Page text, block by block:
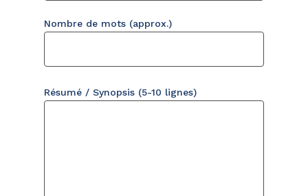
Nombre de mots (approx.)
Résumé / Synopsis (5-10 lignes)